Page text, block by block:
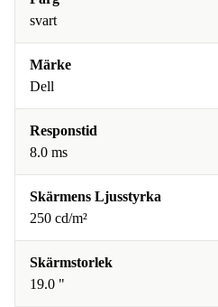
svart
Märke
Dell
Responstid
8.0 ms
Skärmens Ljusstyrka
250 cd/m²
Skärmstorlek
19.0 "